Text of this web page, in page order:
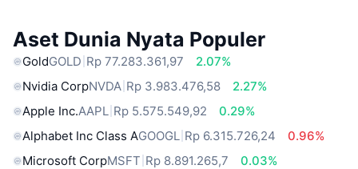
Aset Dunia Nyata Populer
GoldGOLD Rp 77.283.361,97
2.07%
Nvidia CorpNVDA Rp 3.983.476,58
2.27%
Apple Inc.AAPL Rp 5.575.549,92
0.29%
Alphabet Inc Class AGOOGL Rp 6.315.726,24
0.96%
Microsoft CorpMSFT Rp 8.891.265,7
0.03%